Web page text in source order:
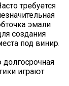
требуется
эмали
создания
под винир.
играют